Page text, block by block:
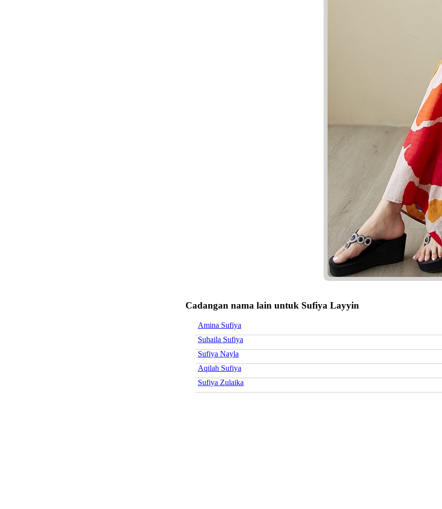
Cadangan nama lain untuk Sufiya Layyin
Amina Sufiya
Suhaila Sufiya
Sufiya Nayla
Aqilah Sufiya
Sufiya Zulaika